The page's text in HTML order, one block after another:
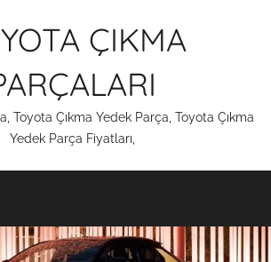
ÇIKMA
Toyota Çıkma Yedek Parça, Toyota Çıkma
Yedek Parça Fiyatları,